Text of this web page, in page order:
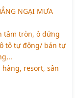
NGẠI MƯA
tâm tròn, ô đứng
tô tự động/ bán tự
hàng, resort, sân